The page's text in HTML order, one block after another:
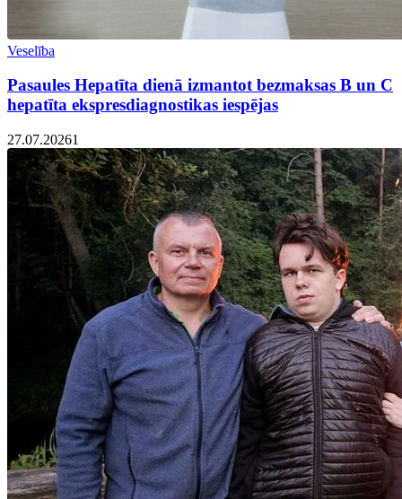
Veselība
Pasaules Hepatīta dienā izmantot bezmaksas B un C
hepatīta ekspresdiagnostikas iespējas
27.07.20261